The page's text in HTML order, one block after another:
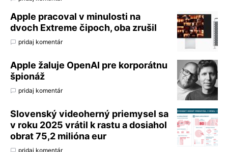
Apple pracoval v minulosti na
dvoch Extreme čipoch, oba zrušil
pridaj komentár
Apple žaluje OpenAI pre korporátnu
špionáž
pridaj komentár
Slovenský videoherný priemysel sa
v roku 2025 vrátil k rastu a dosiahol
obrat 75,2 milióna eur
pridaj komentár